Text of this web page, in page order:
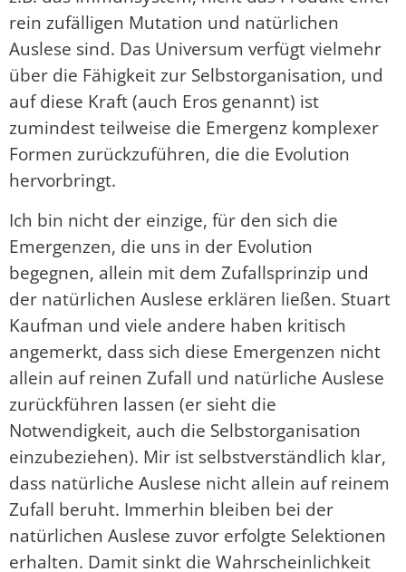
rein zufälligen Mutation und natürlichen
Auslese sind. Das Universum verfügt vielmehr
über die Fähigkeit zur Selbstorganisation, und
auf diese Kraft (auch Eros genannt) ist
zumindest teilweise die Emergenz komplexer
Formen zurückzuführen, die die Evolution
hervorbringt.
Ich bin nicht der einzige, für den sich die
Emergenzen, die uns in der Evolution
begegnen, allein mit dem Zufallsprinzip und
der natürlichen Auslese erklären ließen. Stuart
Kaufman und viele andere haben kritisch
angemerkt, dass sich diese Emergenzen nicht
allein auf reinen Zufall und natürliche Auslese
zurückführen lassen (er sieht die
Notwendigkeit, auch die Selbstorganisation
einzubeziehen). Mir ist selbstverständlich klar,
dass natürliche Auslese nicht allein auf reinem
Zufall beruht. Immerhin bleiben bei der
natürlichen Auslese zuvor erfolgte Selektionen
erhalten. Damit sinkt die Wahrscheinlichkeit